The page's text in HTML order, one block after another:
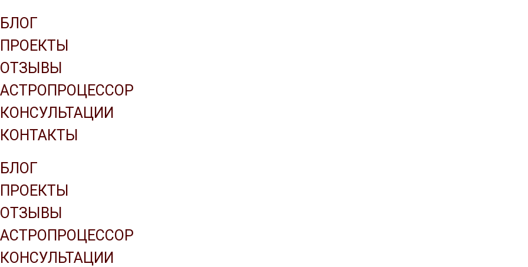
БЛОГ
ПРОЕКТЫ
ОТЗЫВЫ
АСТРОПРОЦЕССОР
КОНСУЛЬТАЦИИ
КОНТАКТЫ
БЛОГ
ПРОЕКТЫ
ОТЗЫВЫ
АСТРОПРОЦЕССОР
КОНСУЛЬТАЦИИ